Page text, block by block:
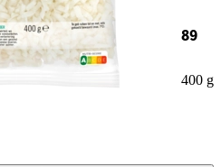
89
400 g